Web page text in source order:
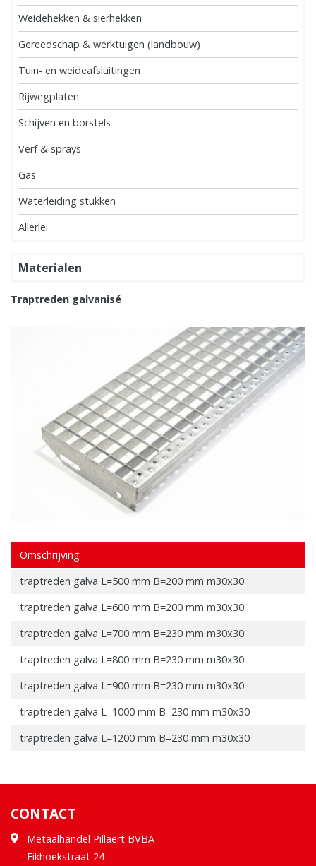
Weidehekken & sierhekken
Gereedschap & werktuigen (landbouw)
Tuin- en weideafsluitingen
Rijwegplaten
Schijven en borstels
Verf & sprays
Gas
Waterleiding stukken
Allerlei
Materialen
Traptreden galvanisé
Omschrijving
traptreden galva L=500 mm B=200 mm m30x30
traptreden galva L=600 mm B=200 mm m30x30
traptreden galva L=700 mm B=230 mm m30x30
traptreden galva L=800 mm B=230 mm m30x30
traptreden galva L=900 mm B=230 mm m30x30
traptreden galva L=1000 mm B=230 mm m30x30
traptreden galva L=1200 mm B=230 mm m30x30
CONTACT
Metaalhandel Pillaert BVBA
Eikhoekstraat 24